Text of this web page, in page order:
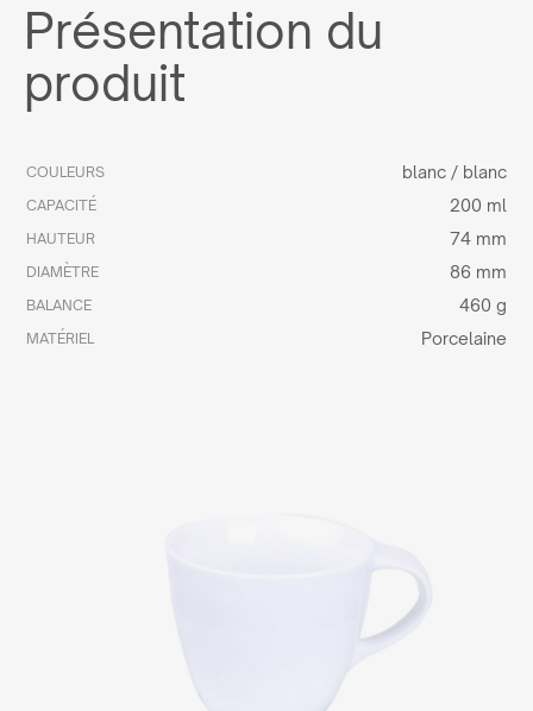
Présentation du
produit
COULEURS blanc / blanc
CAPACITÉ 200 ml
HAUTEUR 74 mm
DIAMÈTRE 86 mm
BALANCE 460 g
MATÉRIEL Porcelaine